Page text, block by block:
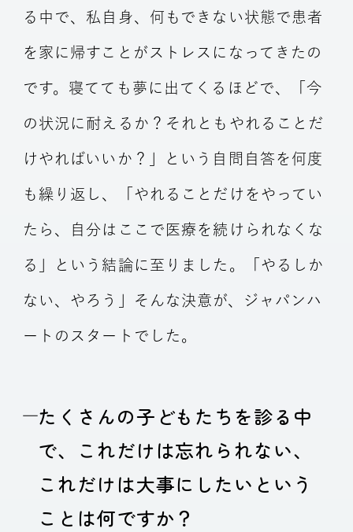
る中で、私自身、何もできない状態で患者
を家に帰すことがストレスになってきたの
です。寝てても夢に出てくるほどで、「今
の状況に耐えるか？それともやれることだ
けやればいいか？」という自問自答を何度
も繰り返し、「やれることだけをやってい
たら、自分はここで医療を続けられなくな
る」という結論に至りました。「やるしか
ない、やろう」そんな決意が、ジャパンハ
ートのスタートでした。
たくさんの子どもたちを診る中
で、これだけは忘れられない、
これだけは大事にしたいという
ことは何ですか？